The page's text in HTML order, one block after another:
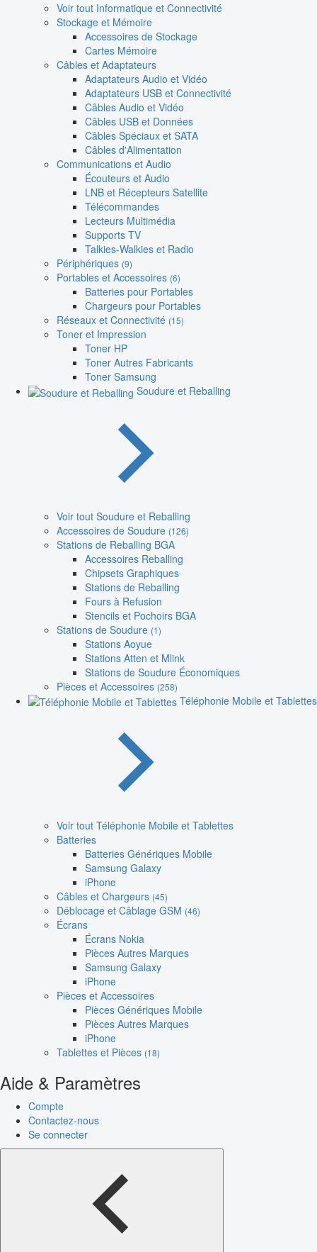
Voir tout Informatique et Connectivité
Stockage et Mémoire
Accessoires de Stockage
Cartes Mémoire
Câbles et Adaptateurs
Adaptateurs Audio et Vidéo
Adaptateurs USB et Connectivité
Câbles Audio et Vidéo
Câbles USB et Données
Câbles Spéciaux et SATA
Câbles d'Alimentation
Communications et Audio
Écouteurs et Audio
LNB et Récepteurs Satellite
Télécommandes
Lecteurs Multimédia
Supports TV
Talkies-Walkies et Radio
Périphériques (9)
Portables et Accessoires (6)
Batteries pour Portables
Chargeurs pour Portables
Réseaux et Connectivité (15)
Toner et Impression
Toner HP
Toner Autres Fabricants
Toner Samsung
Soudure et Reballing
Voir tout Soudure et Reballing
Accessoires de Soudure (126)
Stations de Reballing BGA
Accessoires Reballing
Chipsets Graphiques
Stations de Reballing
Fours à Refusion
Stencils et Pochoirs BGA
Stations de Soudure (1)
Stations Aoyue
Stations Atten et Mlink
Stations de Soudure Économiques
Pièces et Accessoires (258)
Téléphonie Mobile et Tablettes
Voir tout Téléphonie Mobile et Tablettes
Batteries
Batteries Génériques Mobile
Samsung Galaxy
iPhone
Câbles et Chargeurs (45)
Déblocage et Câblage GSM (46)
Écrans
Écrans Nokia
Pièces Autres Marques
Samsung Galaxy
iPhone
Pièces et Accessoires
Pièces Génériques Mobile
Pièces Autres Marques
iPhone
Tablettes et Pièces (18)
Aide & Paramètres
Compte
Contactez-nous
Se connecter